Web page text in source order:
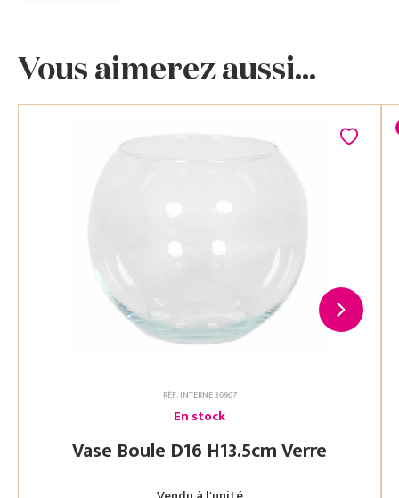
Vous aimerez aussi...
RÉF. INTERNE 36967
En stock
Vase Boule D16 H13.5cm Verre